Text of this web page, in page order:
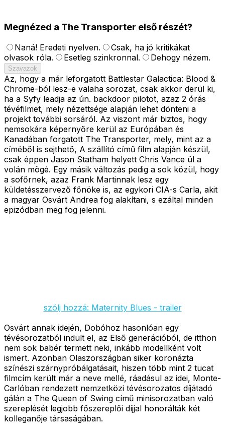
Megnézed a The Transporter első részét?
Naná! Eredeti nyelven.
Csak, ha jó kritikákat
olvasok róla.
Esetleg szinkronnal. Dehogy nézem.
Szavazok
Az, hogy a már leforgatott Battlestar Galactica: Blood &
Chrome-ból lesz-e valaha sorozat, csak akkor derül ki,
ha a Syfy leadja az ún. backdoor pilotot, azaz 2 órás
tévéfilmet, mely nézettsége alapján lehet dönteni a
projekt további sorsáról. Az viszont már biztos, hogy
nemsokára képernyőre kerül az Európában és
Kanadában forgatott The Transporter, mely, mint az a
címéből is sejthető, A szállító című film alapján készül,
csak éppen Jason Statham helyett Chris Vance ül a
volán mögé. Egy másik változás pedig a sok közül, hogy
a sofőrnek, azaz Frank Martinnak lesz egy
küldetésszervező főnöke is, az egykori CIA-s Carla, akit
a magyar Osvárt Andrea fog alakítani, s ezáltal minden
epizódban meg fog jelenni.
szólj hozzá: Maternity Blues - trailer
Osvárt annak idején, Dobóhoz hasonlóan egy
tévésorozatból indult el, az Első generációból, de itthon
nem sok babér termett neki, inkább modellként volt
ismert. Azonban Olaszországban siker koronázta
színészi szárnypróbálgatásait, hiszen több mint 2 tucat
filmcím került már a neve mellé, ráadásul az idei, Monte-
Carlóban rendezett nemzetközi tévésorozatos díjátadó
gálán a The Queen of Swing című minisorozatban való
szereplését legjobb főszereplői díjjal honorálták két
kolleganője társaságában.